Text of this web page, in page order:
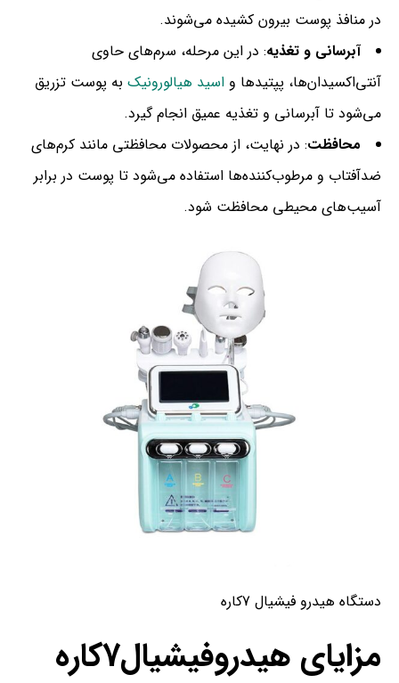
در منافذ پوست بیرون کشیده می‌شوند.
آبرسانی و تغذیه: در این مرحله، سرم‌های حاوی
آنتی‌اکسیدان‌ها، پپتیدها و اسید هیالورونیک به پوست تزریق
می‌شود تا آبرسانی و تغذیه عمیق انجام گیرد.
محافظت: در نهایت، از محصولات محافظتی مانند کرم‌های
ضدآفتاب و مرطوب‌کننده‌ها استفاده می‌شود تا پوست در برابر
آسیب‌های محیطی محافظت شود.
دستگاه هیدرو فیشیال 7کاره
مزایای هیدروفیشیال7کاره